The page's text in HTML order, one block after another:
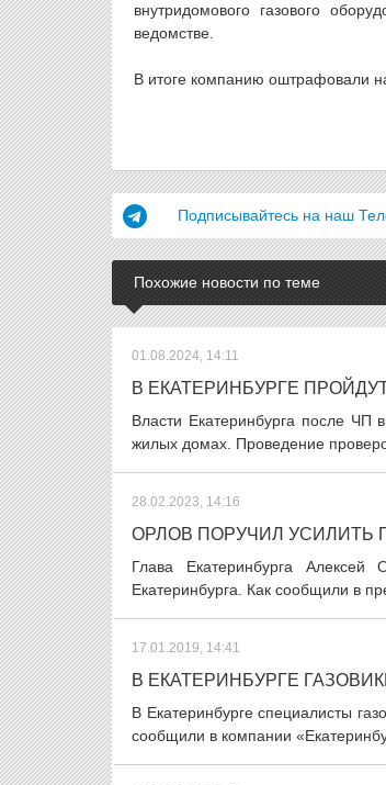
внутридомового газового
ведомстве.
В итоге компанию оштрафовали
Подписывайтесь на наш
Похожие новости по теме
01.08.2024, 14:11
В ЕКАТЕРИНБУРГЕ
Власти Екатеринбурга после ЧП
жилых домах. Проведение
28.02.2023, 14:16
ОРЛОВ ПОРУЧИЛ УСИЛИТЬ
Глава Екатеринбурга
Екатеринбурга. Как сообщили в
17.01.2019, 14:41
В ЕКАТЕРИНБУРГЕ
В Екатеринбурге специалисты
сообщили в компании